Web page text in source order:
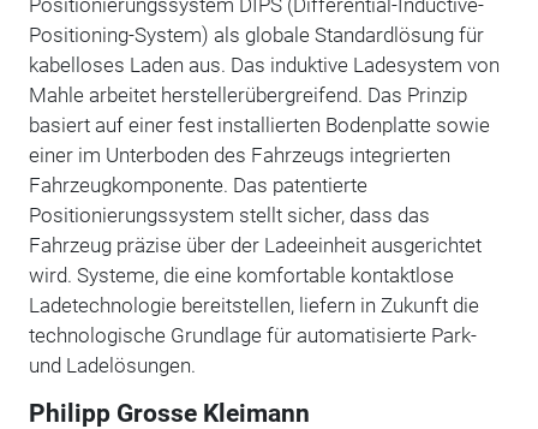
Positioning-System) als globale Standardlösung für
kabelloses Laden aus. Das induktive Ladesystem von
Mahle arbeitet herstellerübergreifend. Das Prinzip
basiert auf einer fest installierten Bodenplatte sowie
einer im Unterboden des Fahrzeugs integrierten
Fahrzeugkomponente. Das patentierte
Positionierungssystem stellt sicher, dass das
Fahrzeug präzise über der Ladeeinheit ausgerichtet
wird. Systeme, die eine komfortable kontaktlose
Ladetechnologie bereitstellen, liefern in Zukunft die
technologische Grundlage für automatisierte Park-
und Ladelösungen.
Philipp Grosse Kleimann